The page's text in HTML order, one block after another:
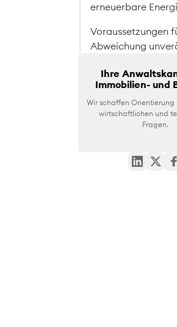
erneuerbare
Voraussetzungen
Abweichung
Ihre
Immobilien- und
Wir schaffen Orientierung
wirtschaftlichen und
Fragen.